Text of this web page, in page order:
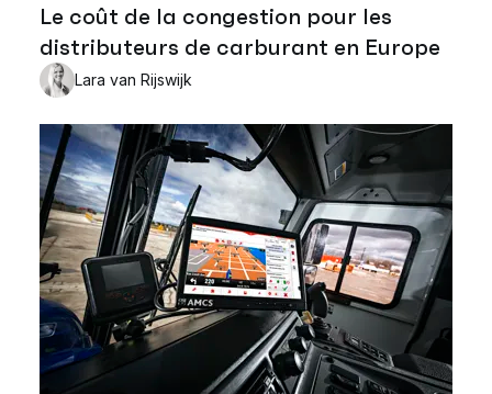
Le coût de la congestion pour les
distributeurs de carburant en Europe
Lara van Rijswijk